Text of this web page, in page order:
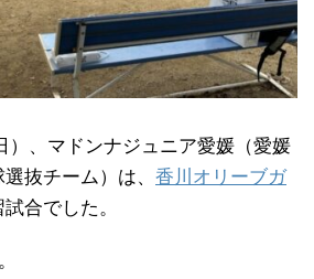
）、マドンナジュニア愛媛（愛媛
抜チーム）は、 香川オリーブガ
合でした。